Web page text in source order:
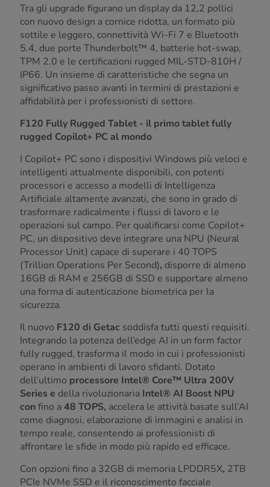
Tra gli upgrade figurano un display da 12,2 pollici
con nuovo design a cornice ridotta, un formato più
sottile e leggero, connettività Wi-Fi 7 e Bluetooth
5.4, due porte Thunderbolt™ 4, batterie hot-swap,
TPM 2.0 e le certificazioni rugged MIL-STD-810H /
IP66. Un insieme di caratteristiche che segna un
significativo passo avanti in termini di prestazioni e
affidabilità per i professionisti di settore.
F120 Fully Rugged Tablet - il primo tablet fully
rugged Copilot+ PC al mondo
I Copilot+ PC sono i dispositivi Windows più veloci e
intelligenti attualmente disponibili, con potenti
processori e accesso a modelli di Intelligenza
Artificiale altamente avanzati, che sono in grado di
trasformare radicalmente i flussi di lavoro e le
operazioni sul campo. Per qualificarsi come Copilot+
PC, un dispositivo deve integrare una NPU (Neural
Processor Unit) capace di superare i 40 TOPS
(Trillion Operations Per Second), disporre di almeno
16GB di RAM e 256GB di SSD e supportare almeno
una forma di autenticazione biometrica per la
sicurezza.
Il nuovo F120 di Getac soddisfa tutti questi requisiti.
Integrando la potenza dell’edge AI in un form factor
fully rugged, trasforma il modo in cui i professionisti
operano in ambienti di lavoro sfidanti. Dotato
dell’ultimo processore Intel® Core™ Ultra 200V
Series e della rivoluzionaria Intel® AI Boost NPU
confino a48 TOPS, accelera le attività basate sull’AI
come diagnosi, elaborazione di immagini e analisi in
tempo reale, consentendo ai professionisti di
affrontare le sfide in modo più rapido ed efficace.
Con opzioni fino a 32GB di memoria LPDDR5X, 2TB
PCIe NVMe SSD e il riconoscimento facciale